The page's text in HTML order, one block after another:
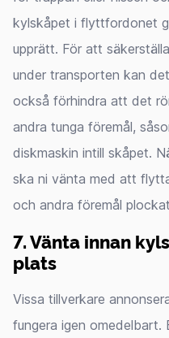
kylskåpet i flyttfordonet
upprätt. För att
under transporten kan
också förhindra att det
andra tunga föremål,
diskmaskin intill skåpet.
ska ni vänta med att
och andra föremål
7. Vänta innan
plats
Vissa tillverkare
fungera igen omedelbart.